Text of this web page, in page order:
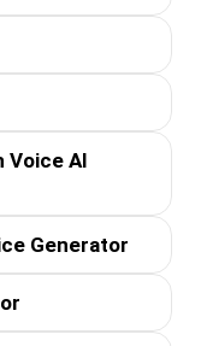
Voice AI
Generator